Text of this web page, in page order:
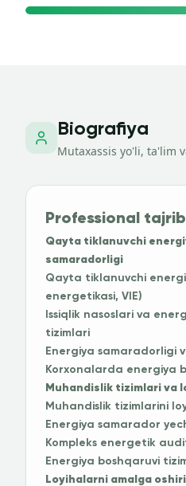
Biografiya
Mutaxassis yo'li, ta'lim
Professional
Qayta tiklanuvchi
samaradorligi
Qayta tiklanuvchi
energetikasi, VIE)
Issiqlik nasoslari va
tizimlari
Energiya samaradorligi
Korxonalarda energiya
Muhandislik tizimlari va
Muhandislik tizimlarini
Energiya samarador
Kompleks energetik
Energiya boshqaruvi
Loyihalarni amalga